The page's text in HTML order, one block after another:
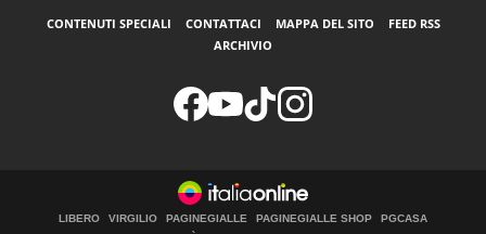
CONTENUTI SPECIALI CONTATTACI MAPPA DEL SITO
FEED RSS
ARCHIVIO
LIBERO VIRGILIO PAGINEGIALLE PAGINEGIALLE SHOP
PGCASA